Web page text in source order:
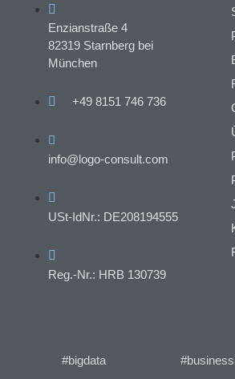
Enzianstraße 4
82319 Starnberg bei
München
+49 8151 746 736
info@logo-consult.com
USt-IdNr.: DE208194555
Reg.-Nr.: HRB 130739
#bigdata